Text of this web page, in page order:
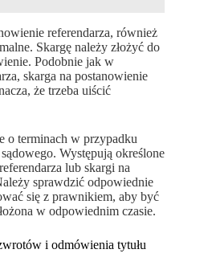
referendarza, również
Skargę należy złożyć do
Podobnie jak w
skarga na postanowienie
że trzeba uiścić
o terminach w przypadku
Występują określone
lub skargi na
sprawdzić odpowiednie
się z prawnikiem, aby być
w odpowiednim czasie.
i odmówienia tytułu